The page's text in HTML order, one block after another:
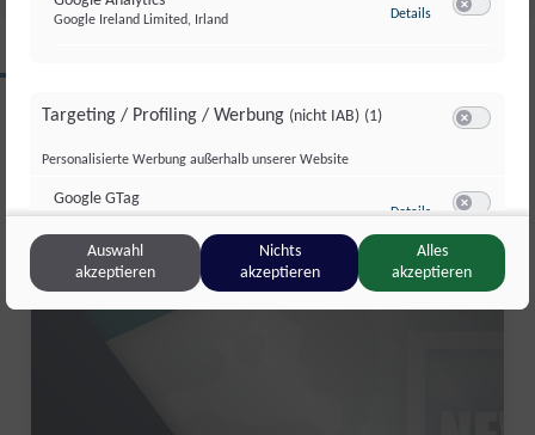
Salzburg kompakt
Google Ireland Limited, Irland Details zu Google
Targeting / Profiling / Werbung (nicht IAB) (1)
Personalisierte Werbung außerhalb unserer Website
Google GTag
Google Ireland Limited, Irland Details zu Google GTag
Switch zum
Sonstige Inhalte(nicht IAB) (2)
Auswahl
akzeptieren
Nichts
akzeptieren
Alles
akzeptieren